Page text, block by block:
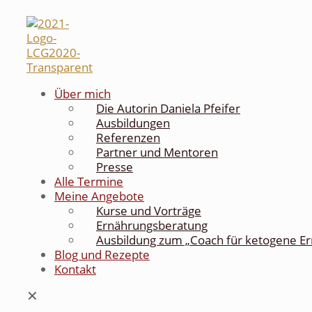
Über mich
Die Autorin Daniela Pfeifer
Ausbildungen
Referenzen
Partner und Mentoren
Presse
Alle Termine
Meine Angebote
Kurse und Vorträge
Ernährungsberatung
Ausbildung zum „Coach für ketogene
Blog und Rezepte
Kontakt
✕